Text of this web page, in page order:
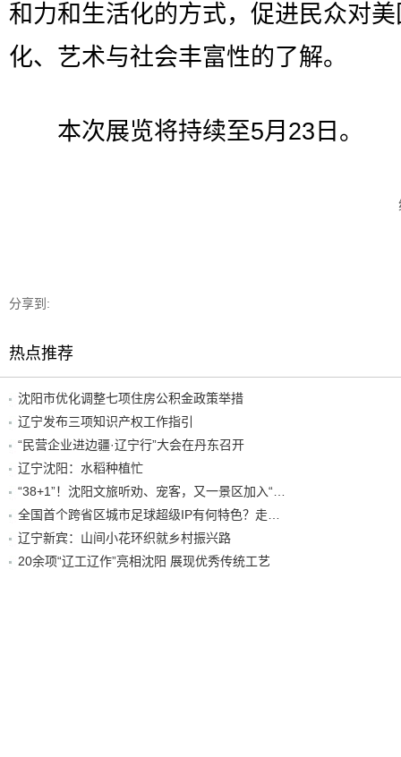
和力和生活化的方式，促进民众对
化、艺术与社会丰富性的了解。
本次展览将持续至5月23日。
分享到:
热点推荐
沈阳市优化调整七项住房公积金政策举措
辽宁发布三项知识产权工作指引
“民营企业进边疆·辽宁行”大会在丹东召开
辽宁沈阳：水稻种植忙
“38+1”！沈阳文旅听劝、宠客，又一景区加入“东北超”优惠名单！
全国首个跨省区城市足球超级IP有何特色？走进沈阳现场去看看
辽宁新宾：山间小花环织就乡村振兴路
20余项“辽工辽作”亮相沈阳 展现优秀传统工艺